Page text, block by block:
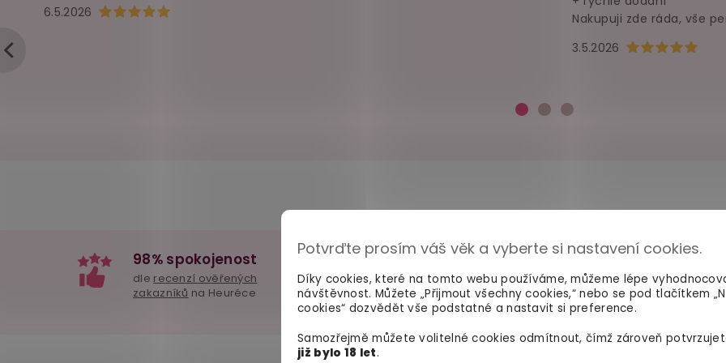
Potvrďte prosím váš věk a vyberte si nastavení cookies.
Díky cookies, které na tomto webu používáme, můžeme lépe
návštěvnost. Můžete „Přijmout všechny cookies,“ nebo se pod tlačítkem
cookies“ dozvědět vše podstatné a nastavit si preference.
Samozřejmě můžete volitelné cookies odmítnout, čímž zároveň
již bylo 18 let.
Hodnocení obchodu je 5 z 5 hvězdiček.
6.5.2026
Hodnocení
3.5.2026
Nakupuji zde ráda, vše
98% spokojenost
dle recenzí ověřených
zakazníků na Heuréce
100% diskrétní balení
Nikdo nepozná, co jste si
objednali. Mrkněte,jak vypadá
balíček.
Dodání do 2. dne
Na rychlosti záleží!
máme skladem a
odesíláme.